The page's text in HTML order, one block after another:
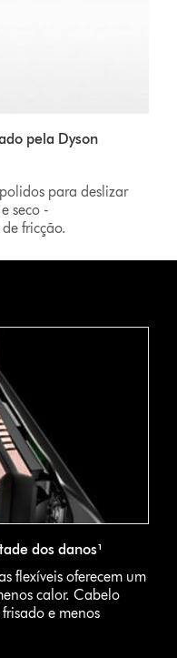
pela Dyson
para deslizar
seco -
fricção.
dos danos¹
flexíveis oferecem um
calor. Cabelo
e menos